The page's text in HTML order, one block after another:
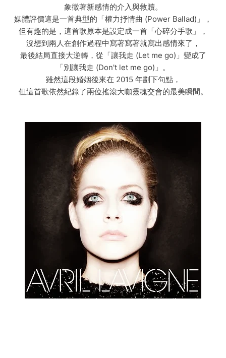
象徵著新感情的介入與救贖。
媒體評價這是一首典型的「權力抒情曲 (Power Ballad)」，
但有趣的是，這首歌原本是設定成一首「心碎分手歌」，
沒想到兩人在創作過程中寫著寫著就寫出感情來了，
最後結局直接大逆轉，從「讓我走 (Let me go)」變成了
「別讓我走 (Don't let me go)」。
雖然這段婚姻後來在 2015 年劃下句點，
但這首歌依然紀錄了兩位搖滾大咖靈魂交會的最美瞬間。